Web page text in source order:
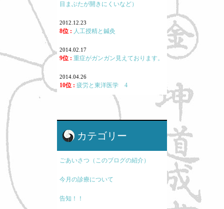
目まぶたが開きにくいなど）
2012.12.23
8位 : 人工授精と鍼灸
2014.02.17
9位 : 重症がガンガン見えております。
2014.04.26
10位 : 疲労と東洋医学 4
カテゴリー
ごあいさつ（このブログの紹介）
今月の診療について
告知！！